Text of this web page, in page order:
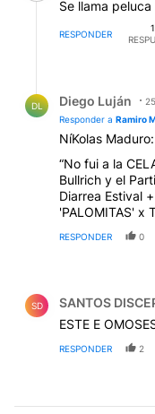
Se llama
RESPONDER
1
DL Diego Luján
Responder a Ramiro
NíKolas Maduro:
“No fui a la
Bullrich y el
Diarrea Estival
'PALOMITAS' x
RESPONDER 0
SD SANTOS
ESTE E
RESPONDER 2